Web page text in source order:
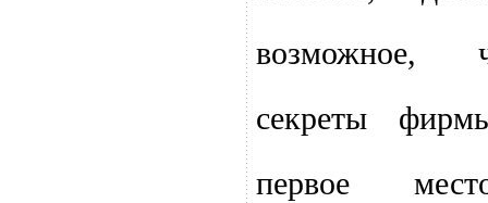
возможное,
секреты
первое